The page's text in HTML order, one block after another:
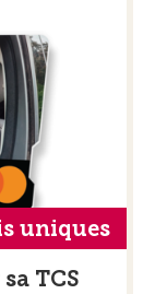
uniques
TCS